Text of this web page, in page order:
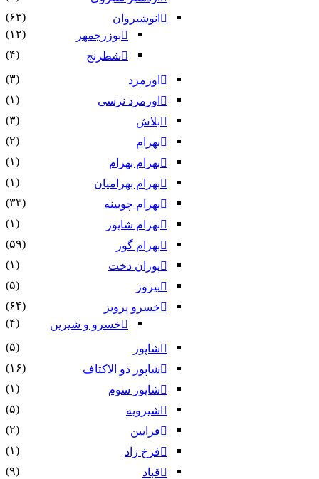
انوشیروان
(۶۳)
بوزرجمهر
(۱۲)
شطرنج
(۴)
اورمزد
(۳)
اورمزد نرسى‏
(۱)
بلاش
(۳)
بهرام
(۲)
بهرام بهرام
(۱)
بهرام بهرامیان‏
(۱)
بهرام چوبینه
(۳۳)
بهرام شاپور
(۱)
بهرام گور
(۵۹)
پوران دخت
(۱)
پیروز
(۵)
خسرو پرویز
(۶۴)
خسرو و شیرین
(۴)
شاپور
(۵)
شاپور ذو الاکتاف
(۱۶)
شاپور سوم‏
(۱)
شیرویه
(۵)
فرایین
(۲)
فرخ زاد
(۱)
قباد
(۹)